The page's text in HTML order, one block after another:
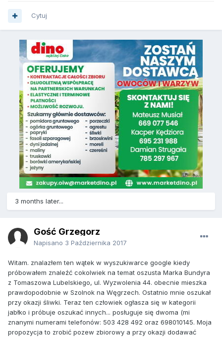
Cytuj
3 months later...
Gość Grzegorz
Napisano 3 Października 2017
Witam. znalazłem ten wątek w wyszukiwarce google kiedy
próbowałem znaleźć cokolwiek na temat oszusta Marka Bundyra
z Tomaszowa Lubelskiego, ul. Wyzwolenia 44. obecnie mieszka
prawdopodobnie w Szolnok na Węgrzech. Ostatnio mnie oszukał
przy okazji śliwki. Teraz ten człowiek ogłasza się w kategorii
jabłko i próbuje oszukać innych... posługuje się dwoma (mi
znanymi numerami telefonów: 503 428 492 oraz 698010145. Moja
propozycja to zrobić pozew zbiorowy a przy okazji dodawać